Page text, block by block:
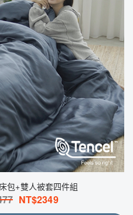
包+雙人被套四件組
NT$2349